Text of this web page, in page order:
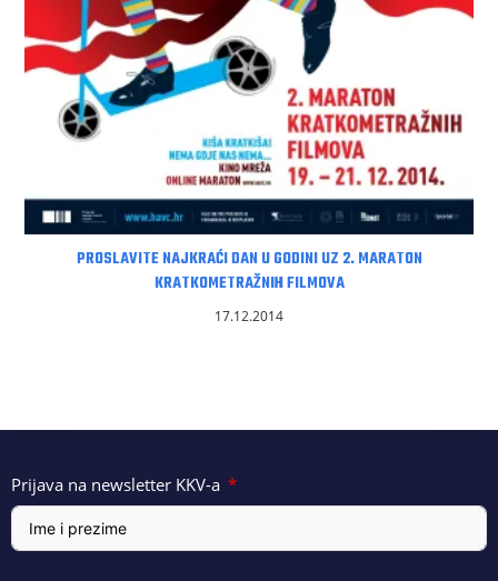
PROSLAVITE NAJKRAĆI DAN U GODINI UZ 2. MARATON
KRATKOMETRAŽNIH FILMOVA
17.12.2014
Prijava na newsletter KKV-a